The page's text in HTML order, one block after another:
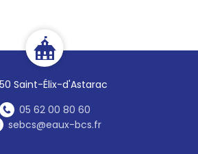
Saint-Élix-d'Astarac
05 62 00 80 60
sebcs@eaux-bcs.fr
tôt ou le soir après 20
verts
votre véhicule dans une
de lavage